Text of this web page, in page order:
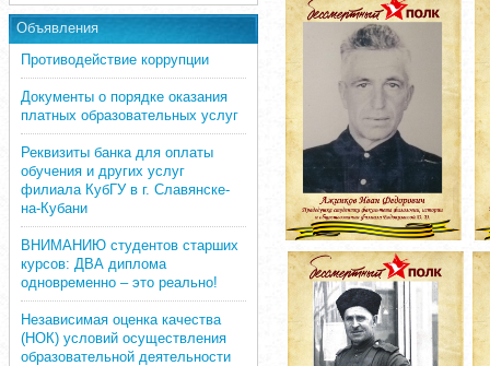
Объявления
Противодействие коррупции
Документы о порядке оказания
платных образовательных услуг
Реквизиты банка для оплаты
обучения и других услуг
филиала КубГУ в г. Славянске-
на-Кубани
ВНИМАНИЮ студентов старших
курсов: ДВА диплома
одновременно – это реально!
Независимая оценка качества
(НОК) условий осуществления
образовательной деятельности